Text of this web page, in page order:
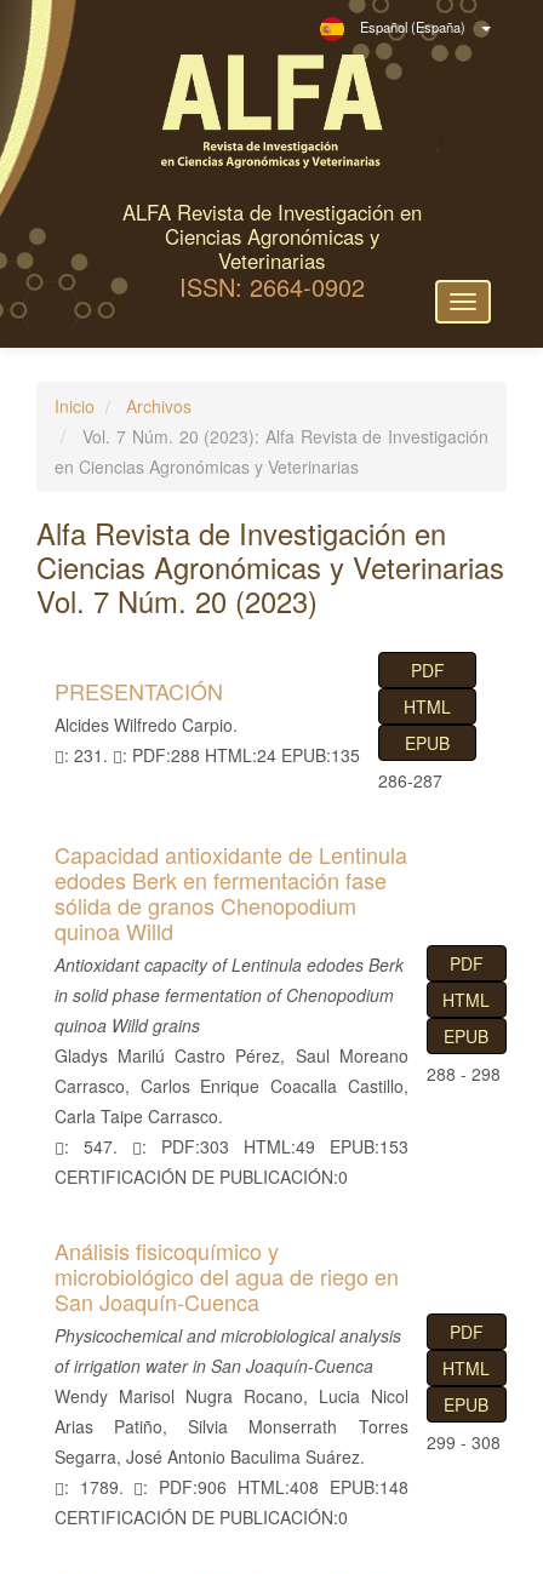
N
a
e
r
n
a
l
C
o
p
a
a
e
a
Español (España)
ALFA Revista de Investigación en
Ciencias Agronómicas y
Veterinarias
ISSN: 2664-0902
Toggle
Inicio
Archivos
Vol. 7 Núm. 20 (2023): Alfa Revista de Investigación
en Ciencias Agronómicas y Veterinarias
Alfa Revista de Investigación en
Ciencias Agronómicas y Veterinarias
Vol. 7 Núm. 20 (2023)
PRESENTACIÓN
Alcides Wilfredo Carpio.
: 231.
: PDF:288 HTML:24 EPUB:135
PDF
HTML
EPUB
286-287
Capacidad antioxidante de Lentinula
edodes Berk en fermentación fase
sólida de granos Chenopodium
quinoa Willd
Antioxidant capacity of Lentinula edodes Berk
in solid phase fermentation of Chenopodium
quinoa Willd grains
Gladys Marilú Castro Pérez, Saul Moreano
Carrasco, Carlos Enrique Coacalla Castillo,
Carla Taipe Carrasco.
: 547.
: PDF:303 HTML:49 EPUB:153
CERTIFICACIÓN DE PUBLICACIÓN:0
PDF
HTML
EPUB
288 - 298
Análisis fisicoquímico y
microbiológico del agua de riego en
San Joaquín-Cuenca
Physicochemical and microbiological analysis
of irrigation water in San Joaquín-Cuenca
Wendy Marisol Nugra Rocano, Lucia Nicol
Arias Patiño, Silvia Monserrath Torres
Segarra, José Antonio Baculima Suárez.
: 1789.
: PDF:906 HTML:408 EPUB:148
CERTIFICACIÓN DE PUBLICACIÓN:0
PDF
HTML
EPUB
299 - 308